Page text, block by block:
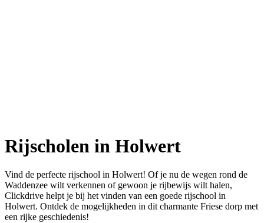
Rijscholen in Holwert
Vind de perfecte rijschool in Holwert! Of je nu de wegen rond de
Waddenzee wilt verkennen of gewoon je rijbewijs wilt halen,
Clickdrive helpt je bij het vinden van een goede rijschool in
Holwert. Ontdek de mogelijkheden in dit charmante Friese dorp met
een rijke geschiedenis!